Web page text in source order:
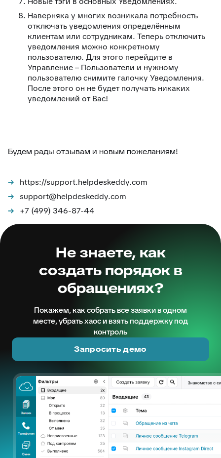
Наверняка у многих возникала потребность
отключать уведомления определённым
клиентам или сотрудникам. Теперь отключить
уведомления можно конкретному
пользователю. Для этого перейдите в
Управление – Пользователи и нужному
пользователю снимите галочку Уведомления.
После этого он не будет получать никаких
уведомлений от Вас!
Будем рады отзывам и новым пожеланиям!
https://support.helpdeskeddy.com
support@helpdeskeddy.com
+7 (499) 346-87-44
Не знаете, как
создать порядок в
обращениях?
Покажем, как собрать все заявки в одном
месте, убрать хаос и взять поддержку под
контроль
Запросить демо